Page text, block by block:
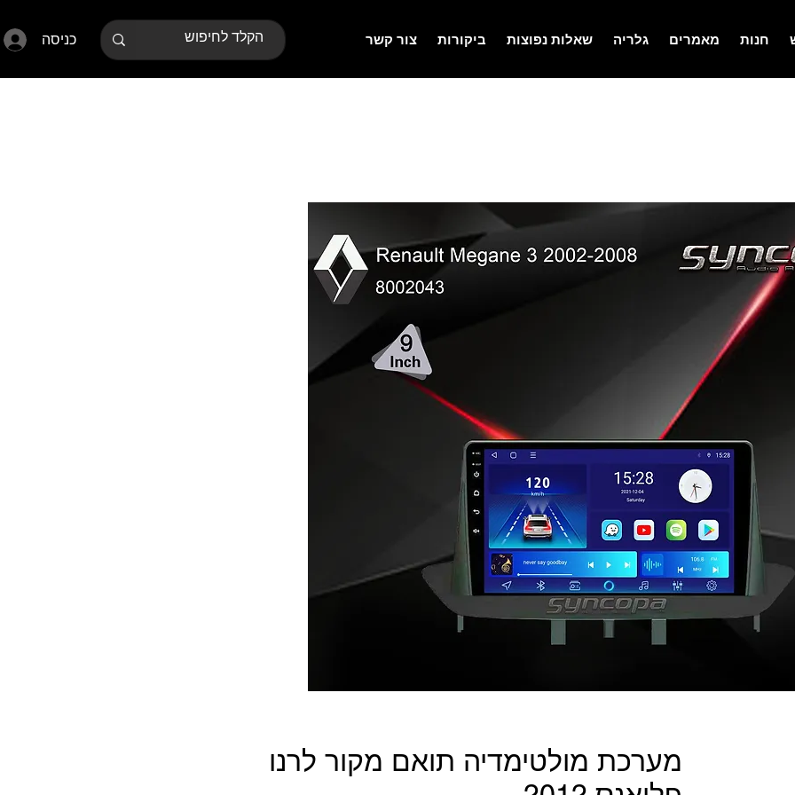
כניסה צור קשר ביקורות שאלות נפוצות גלריה מאמרים חנות
מערכת מולטימדיה תואם מקור לרנו